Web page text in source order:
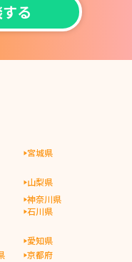
る
宮城県
山梨県
神奈川県
石川県
愛知県
京都府